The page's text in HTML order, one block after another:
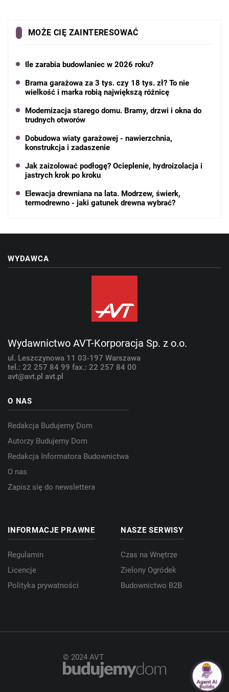
MOŻE CIĘ ZAINTERESOWAĆ
Ile zarabia budowlaniec w 2026 roku?
Brama garażowa za 3 tys. czy 18 tys. zł? To nie
wielkość i marka robią największą różnicę
Modernizacja starego domu. Bramy, drzwi i okna do
trudnych otworów
Dobudowa wiaty garażowej - nawierzchnia,
konstrukcja i zadaszenie
Jak zaizolować podłogę? Ocieplenie, hydroizolacja i
jastrych krok po kroku
Elewacja drewniana na lata. Modrzew, świerk,
termodrewno - jaki gatunek drewna wybrać?
WYDAWCA
Wydawnictwo AVT-Korporacja Sp. z o.o.
ul. Leszczynowa 11 03-197 Warszawa
tel.: 22 257 84 99 fax.: 22 257 84 00
avt@avt.pl avt.pl
O NAS
Redakcja Budujemy Dom
Autorzy Budujemy Dom
Redakcja Informatora Budownictwa
O nas
Zapisz się do newslettera
INFORMACJE PRAWNE
Regulamin
Licencje
Polityka prywatności
NASZE SERWISY
Czas na Wnętrze
Zielony Ogródek
Budownictwo B2B
© 2024 AVT